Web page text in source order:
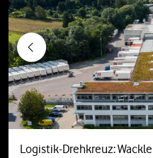
Logistik-Drehkreuz:
Previous